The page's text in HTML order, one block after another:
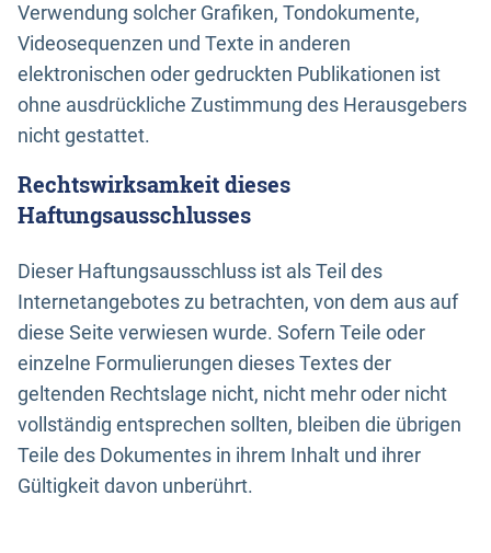
Verwendung solcher Grafiken, Tondokumente,
Videosequenzen und Texte in anderen
elektronischen oder gedruckten Publikationen ist
ohne ausdrückliche Zustimmung des Herausgebers
nicht gestattet.
Rechtswirksamkeit dieses
Haftungsausschlusses
Dieser Haftungsausschluss ist als Teil des
Internetangebotes zu betrachten, von dem aus auf
diese Seite verwiesen wurde. Sofern Teile oder
einzelne Formulierungen dieses Textes der
geltenden Rechtslage nicht, nicht mehr oder nicht
vollständig entsprechen sollten, bleiben die übrigen
Teile des Dokumentes in ihrem Inhalt und ihrer
Gültigkeit davon unberührt.